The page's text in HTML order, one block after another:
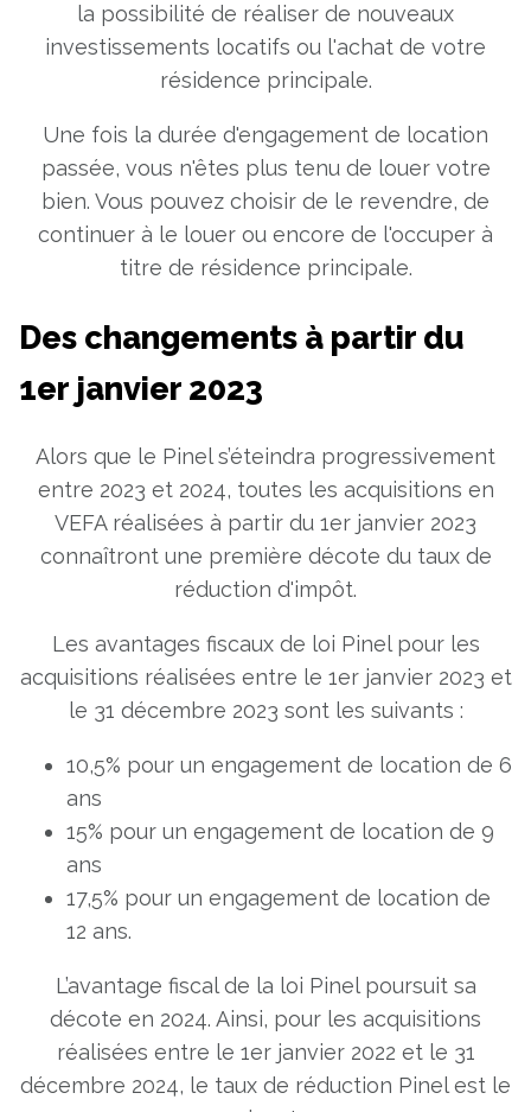
la possibilité de réaliser de nouveaux
investissements locatifs ou l'achat de votre
résidence principale.
Une fois la durée d'engagement de location
passée, vous n'êtes plus tenu de louer votre
bien. Vous pouvez choisir de le revendre, de
continuer à le louer ou encore de l'occuper à
titre de résidence principale.
Des changements à partir du
1er janvier 2023
Alors que le Pinel s’éteindra progressivement
entre 2023 et 2024, toutes les acquisitions en
VEFA réalisées à partir du 1er janvier 2023
connaîtront une première décote du taux de
réduction d'impôt.
Les avantages fiscaux de loi Pinel pour les
acquisitions réalisées entre le 1er janvier 2023 et
le 31 décembre 2023 sont les suivants :
10,5% pour un engagement de location de 6
ans
15% pour un engagement de location de 9
ans
17,5% pour un engagement de location de
12 ans.
L’avantage fiscal de la loi Pinel poursuit sa
décote en 2024. Ainsi, pour les acquisitions
réalisées entre le 1er janvier 2022 et le 31
décembre 2024, le taux de réduction Pinel est le